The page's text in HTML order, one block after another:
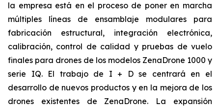
la empresa está en el proceso de poner en marcha
múltiples líneas de ensamblaje modulares para
fabricación estructural, integración electrónica,
calibración, control de calidad y pruebas de vuelo
finales para drones de los modelos ZenaDrone 1000 y
serie IQ. El trabajo de I + D se centrará en el
desarrollo de nuevos productos y en la mejora de los
drones existentes de ZenaDrone. La expansión